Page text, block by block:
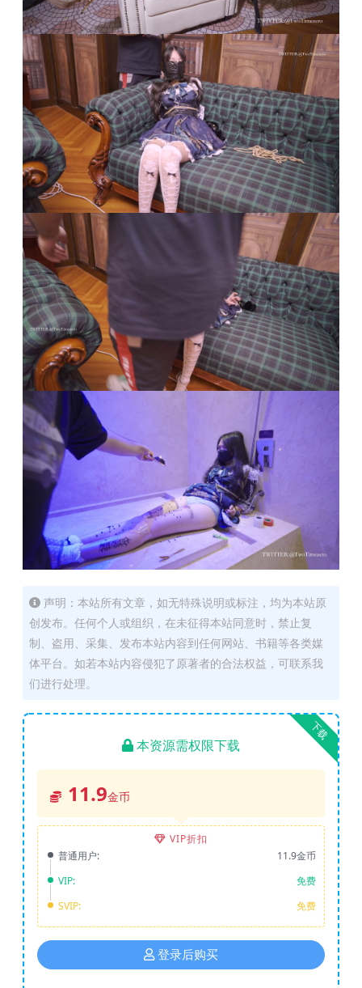
声明：本站所有文章，如无特殊说明或标注，均为本站原
创发布。任何个人或组织，在未征得本站同意时，禁止复
制、盗用、采集、发布本站内容到任何网站、书籍等各类媒
体平台。如若本站内容侵犯了原著者的合法权益，可联系我
们进行处理。
下载
本资源需权限下载
11.9金币
VIP折扣
普通用户:
11.9金币
VIP:
免费
SVIP:
免费
登录后购买